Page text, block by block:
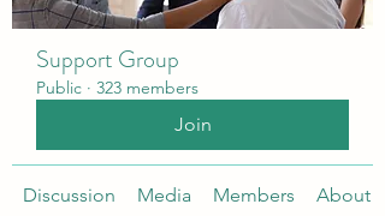
Support Group
Public · 323 members
Join
Discussion Media Members About